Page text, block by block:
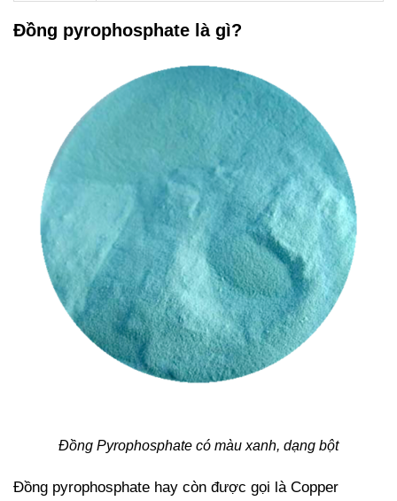
Đồng pyrophosphate là gì?
Đồng Pyrophosphate có màu xanh, dạng bột
Đồng pyrophosphate hay còn được gọi là Copper